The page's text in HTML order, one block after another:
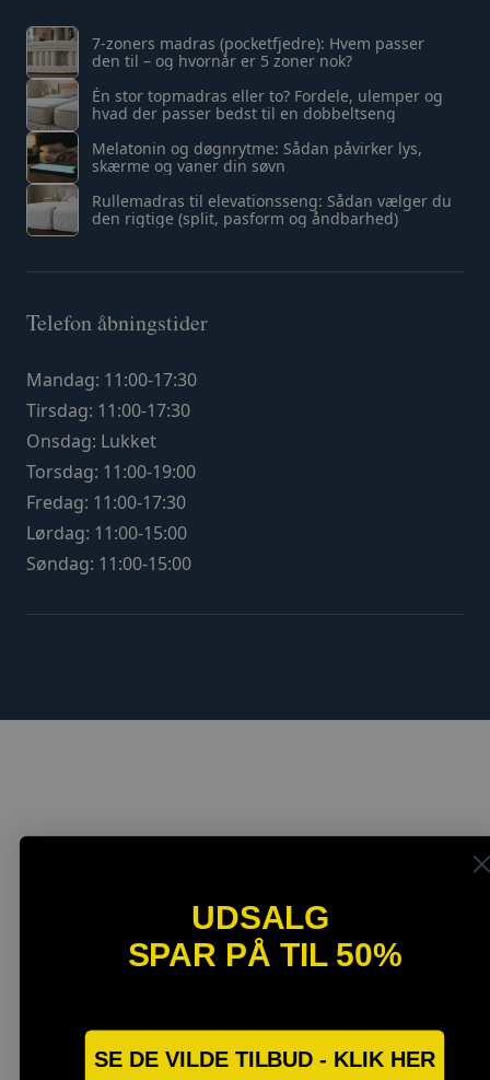
7-zoners madras (pocketfjedre): Hvem passer
den til – og hvornår er 5 zoner nok?
Én stor topmadras eller to? Fordele, ulemper og
hvad der passer bedst til en dobbeltseng
Melatonin og døgnrytme: Sådan påvirker lys,
skærme og vaner din søvn
Rullemadras til elevationsseng: Sådan vælger du
den rigtige (split, pasform og åndbarhed)
Telefon åbningstider
Mandag: 11:00-17:30
Tirsdag: 11:00-17:30
Onsdag: Lukket
Torsdag: 11:00-19:00
Fredag: 11:00-17:30
Lørdag: 11:00-15:00
Søndag: 11:00-15:00
UDSALG
SPAR PÅ TIL 50%
SE DE VILDE TILBUD - KLIK HER